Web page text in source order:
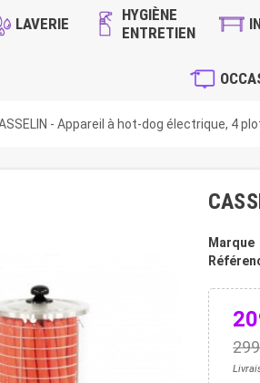
LAVERIE
HYGIÈNE
ENTRETIEN
- Appareil à hot-dog électrique, 4
Marque